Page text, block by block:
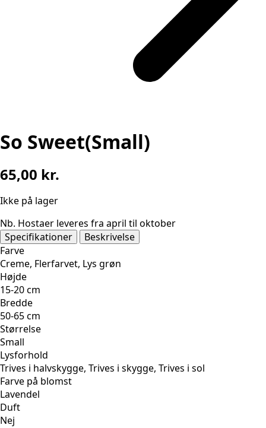
So Sweet(Small)
65,00 kr.
Ikke på lager
Nb. Hostaer leveres fra april til oktober
Specifikationer
Beskrivelse
Farve
Creme, Flerfarvet, Lys grøn
Højde
15-20 cm
Bredde
50-65 cm
Størrelse
Small
Lysforhold
Trives i halvskygge, Trives i skygge, Trives i sol
Farve på blomst
Lavendel
Duft
Nej